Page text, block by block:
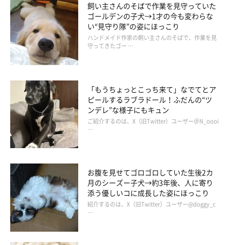
飼い主さんのそばで作業を見守っていた
ゴールデンの子犬→1才の今も変わらな
い“見守り隊”の姿にほっこり
ハンドメイド作家の飼い主さんのそばで、作業を見
守ってきたゴー …
「もうちょっとこっち来て」なでてとア
ピールするラブラドール！ふだんの“ツ
ンデレ”な様子にもキュン
ご紹介するのは、X（旧Twitter）ユーザー＠N_oooi
…
お腹を見せてゴロゴロしていた生後2カ
月のシーズー子犬→約3年後、人に寄り
添う優しいコに成長した姿にほっこり
紹介するのは、X（旧Twitter）ユーザー@doggy_c
…